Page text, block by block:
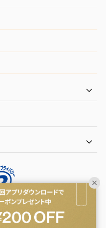
| TANP（タンプ）